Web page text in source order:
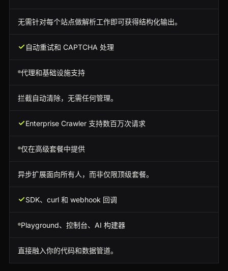
无需针对每个站点做解析工作即可获得结构化输出。
自动重试和 CAPTCHA 处理
代理和基础设施支持
拦截自动清除，无需任何管理。
Enterprise Crawler 支持数百万次请求
仅在高级套餐中提供
异步扩展面向所有人，而非仅限顶级套餐。
SDK、curl 和 webhook 回调
Playground、控制台、AI 构建器
直接融入你的代码和数据管道。